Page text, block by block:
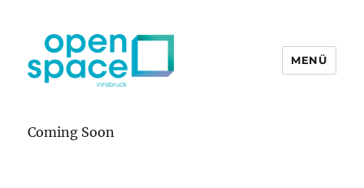
MENÜ
Coming Soon